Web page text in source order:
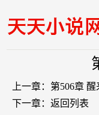
上一章： 第506章 醒
下一章： 返回列表